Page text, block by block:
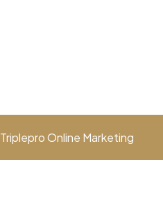
Triplepro Online Marketing